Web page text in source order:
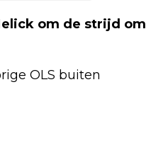
om de strijd om
OLS buiten